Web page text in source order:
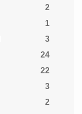
2
1
3
24
22
3
2